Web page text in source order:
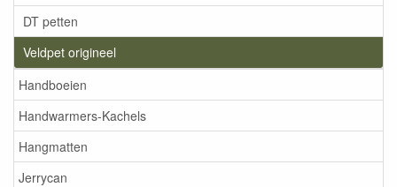
DT petten
Veldpet origineel
Handboeien
Handwarmers-Kachels
Hangmatten
Jerrycan